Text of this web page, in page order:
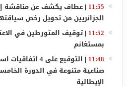
11:55
| عطاف يكشف عن مناقشة
الجزائريين من تحويل رخص
11:52
| توقيف المتورطين في
بمستغانم
11:48
|
التوقيع على 4
صناعية متنوعة في الدورة
الإيطالية